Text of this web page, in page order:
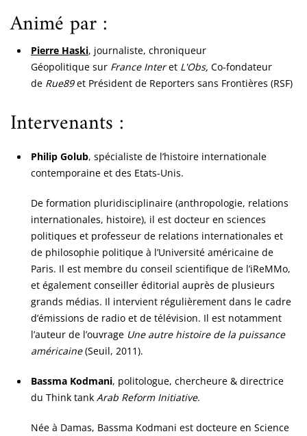
Animé par :
Pierre Haski, journaliste, chroniqueur
Géopolitique sur France Interet L'Obs, Co-fondateur
de Rue89et Président de Reporters sans Frontières (RSF)
Intervenants :
Philip Golub, spécialiste de l’histoire internationale
contemporaine et des Etats-Unis.
De formation pluridisciplinaire (anthropologie, relations
internationales, histoire), il est docteur en sciences
politiques et professeur de relations internationales et
de philosophie politique à l’Université américaine de
Paris. Il est membre du conseil scientifique de l’iReMMo,
et également conseiller éditorial auprès de plusieurs
grands médias. Il intervient régulièrement dans le cadre
d’émissions de radio et de télévision. Il est notamment
l’auteur de l’ouvrage Une autre histoire de la puissance
américaine(Seuil, 2011).
Bassma Kodmani, politologue, chercheure & directrice
du Think tank Arab Reform Initiative.
Née à Damas, Bassma Kodmani est docteure en Science